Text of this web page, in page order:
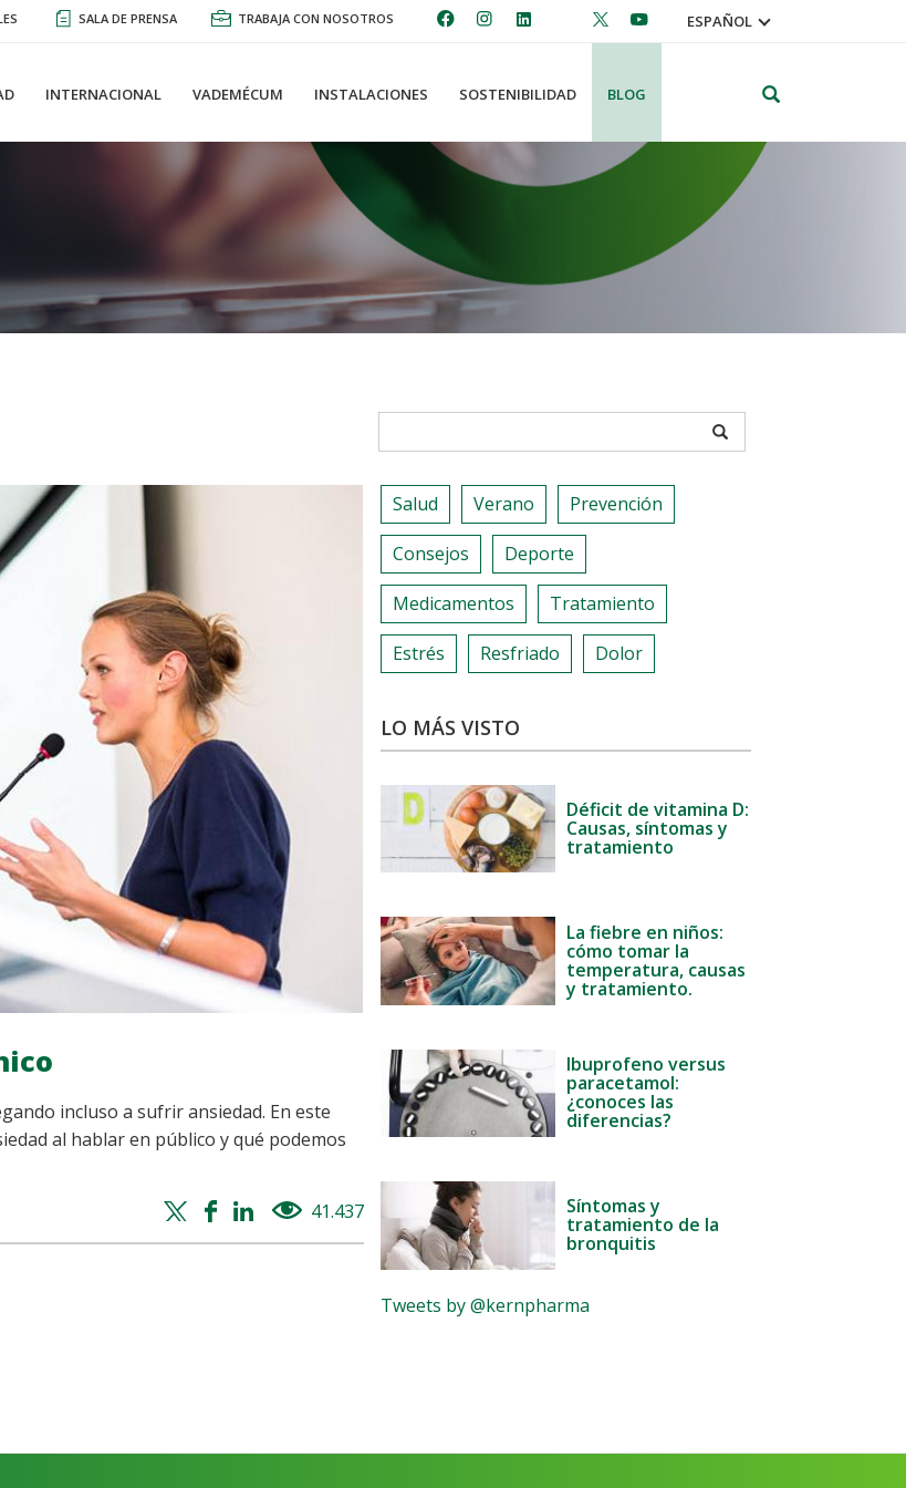
SALA DE PRENSA TRABAJA CON NOSOTROS ESPAÑOL
INTERNACIONAL VADEMÉCUM INSTALACIONES SOSTENIBILIDAD BLOG
APPLY
incluso a sufrir ansiedad. En este
al hablar en público y qué podemos
Twitter
share
Facebook
share
Whatsapp
share
Linkedin
share
41.437views
Salud Verano Prevención
Consejos Deporte
Medicamentos Tratamiento
Estrés Resfriado Dolor
LO MÁS VISTO
Déficit de vitamina D:
Causas, síntomas y
tratamiento
La fiebre en niños:
cómo tomar la
temperatura, causas
y tratamiento.
Ibuprofeno versus
paracetamol:
¿conoces las
diferencias?
Síntomas y
tratamiento de la
bronquitis
Tweets by @kernpharma